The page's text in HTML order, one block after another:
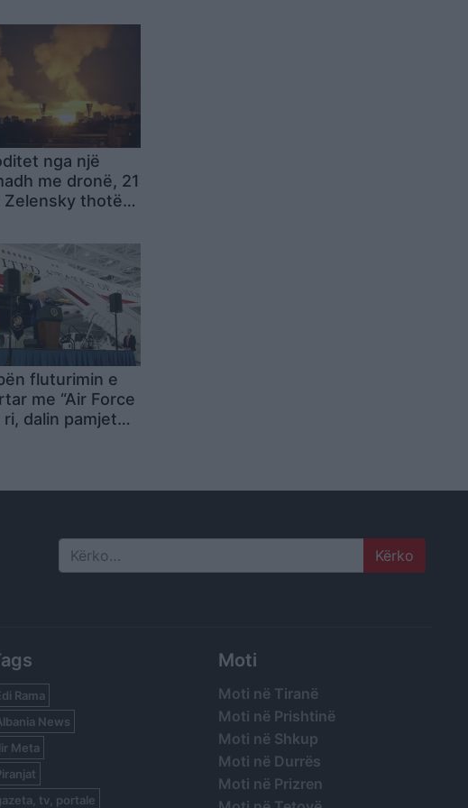
nga një
me dronë, 21
Zelensky thotë
po të ishin
e
fluturimin e
me “Air Force
ri, dalin pamjet
Search
Rama
News
Meta
tv, portale
Moti
Moti në Tiranë
Moti në Prishtinë
Moti në Shkup
Moti në Durrës
Moti në Prizren